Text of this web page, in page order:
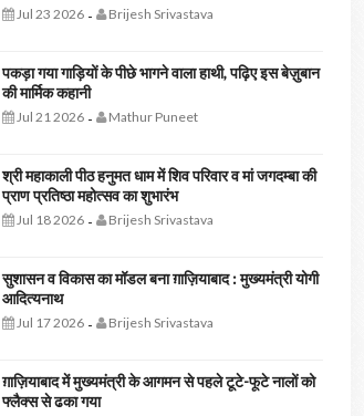
Jul 23 2026- Brijesh Srivastava
पकड़ा गया गाड़ियों के पीछे भागने वाला हाथी, पढ़िए इस बेज़ुबान
की मार्मिक कहानी
Jul 21 2026- Mathur Puneet
श्री महाकाली पीठ हनुमत धाम में शिव परिवार व मां जगदम्बा की
प्राण प्रतिष्ठा महोत्सव का शुभारंभ
Jul 18 2026- Brijesh Srivastava
सुशासन व विकास का मॉडल बना ग़ाज़ियाबाद : ​मुख्यमंत्री योगी
आदित्यनाथ
Jul 17 2026- Brijesh Srivastava
ग़ाज़ियाबाद में मुख्यमंत्री के आगमन से पहले टूटे-फूटे नालों को
फ्लैक्स से ढका गया